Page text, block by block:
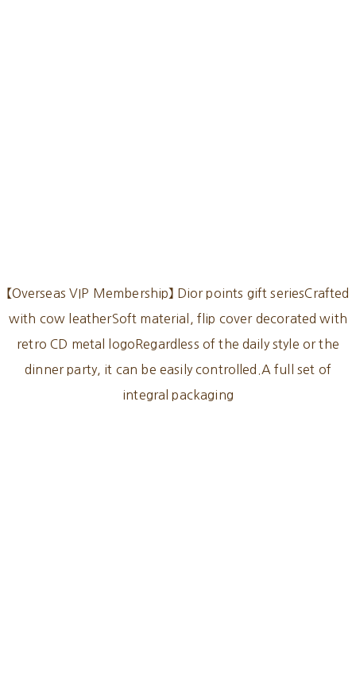
【Overseas VIP Membership】 Dior points gift seriesCrafted
with cow leatherSoft material, flip cover decorated with
retro CD metal logoRegardless of the daily style or the
dinner party, it can be easily controlled.A full set of
integral packaging